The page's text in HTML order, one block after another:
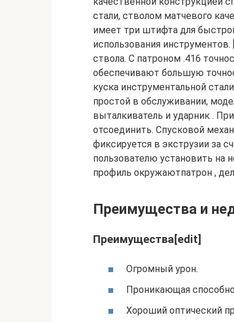
стали, стволом матчевого
имеет три штифта для
использования
ствола. С патроном .416
обеспечивают большую
куска инструментальной
простой в обслуживании,
выталкиватель и ударник .
отсоединить. Спусковой
фиксируется в экструзии за
пользователю установить на
профиль окружаютпатрон ,
Преимущества и
Преимущества[edit]
Огромный урон.
Проникающая
Хороший оптический